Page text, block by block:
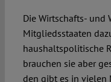
Die Wirtschafts-
Mitgliedsstaaten
haushaltspolitische
brauchen sie aber
den gibt es in vielen